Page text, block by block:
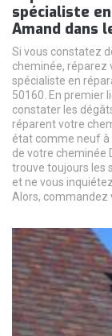
spécialiste
Amand dans
Si vous constatez
cheminée, réparez
spécialiste en
50160. En premier
constater les
réparent votre
état comme neuf à
de votre cheminée
trouve toujours les
et ne vous
Alors, commandez